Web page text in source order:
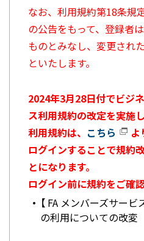
なお、利用規約第18条規
の公告をもって、登録者
ものとみなし、変更され
といたします。
2024年3月28日付でビジ
ス利用規約の改定を実施
利用規約は、 こちら
ログインすることで規約
とになります。
ログイン前に規約をご確
【 FA メンバーズサー
の利用についての改変